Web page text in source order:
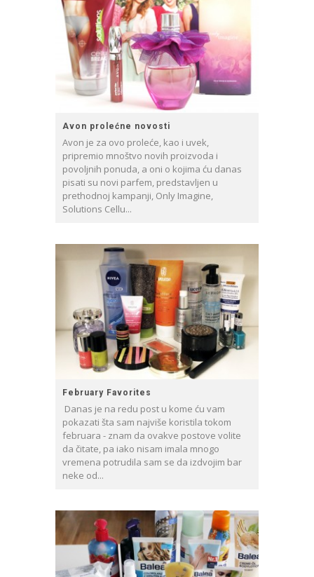
Avon prolećne novosti
Avon je za ovo proleće, kao i uvek,
pripremio mnoštvo novih proizvoda i
povoljnih ponuda, a oni o kojima ću danas
pisati su novi parfem, predstavljen u
prethodnoj kampanji, Only Imagine,
Solutions Cellu...
February Favorites
Danas je na redu post u kome ću vam
pokazati šta sam najviše koristila tokom
februara - znam da ovakve postove volite
da čitate, pa iako nisam imala mnogo
vremena potrudila sam se da izdvojim bar
neke od...